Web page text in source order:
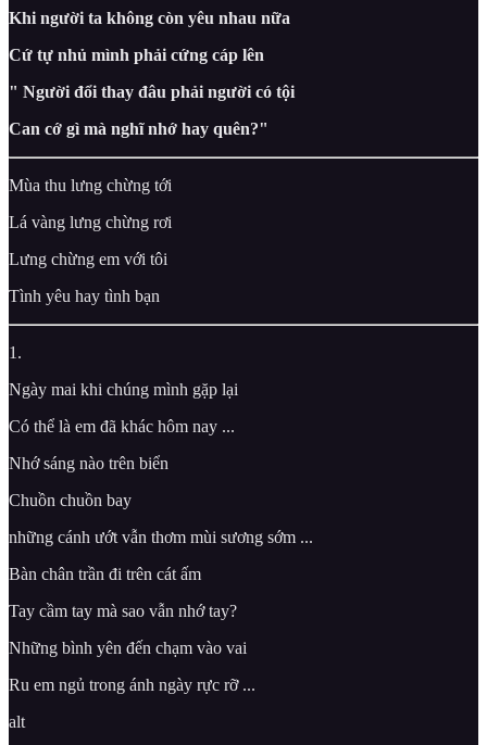
Khi người ta không còn yêu nhau nữa
Cứ tự nhủ mình phải cứng cáp lên
" Người đổi thay đâu phải người có tội
Can cớ gì mà nghĩ nhớ hay quên?"
Mùa thu lưng chừng tới
Lá vàng lưng chừng rơi
Lưng chừng em với tôi
Tình yêu hay tình bạn
1.
Ngày mai khi chúng mình gặp lại
Có thể là em đã khác hôm nay ...
Nhớ sáng nào trên biển
Chuồn chuồn bay
những cánh ướt vẫn thơm mùi sương sớm ...
Bàn chân trần đi trên cát ấm
Tay cầm tay mà sao vẫn nhớ tay?
Những bình yên đến chạm vào vai
Ru em ngủ trong ánh ngày rực rỡ ...
alt